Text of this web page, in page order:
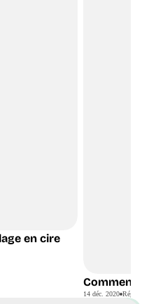
en cire
Comment
14 déc. 2020 Régis